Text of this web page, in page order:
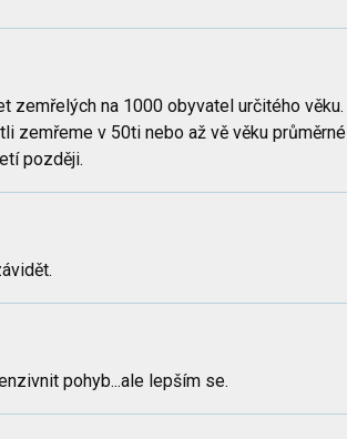
zemřelých na 1000 obyvatel určitého
zemřeme v 50ti nebo až vě věku
později.
pohyb...ale lepším se.